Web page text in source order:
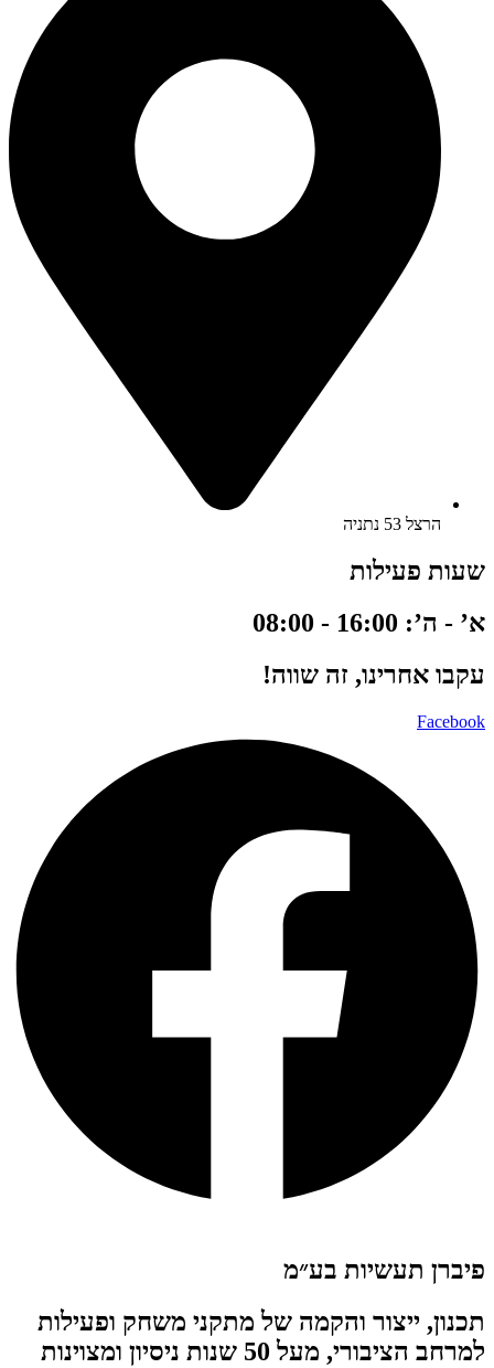
הרצל 53 נתניה
שעות פעילות
א’ - ה’: 16:00 - 08:00
עקבו אחרינו, זה שווה!
Facebook
פיברן תעשיות בע״מ
תכנון, ייצור והקמה של מתקני משחק ופעילות
למרחב הציבורי, מעל 50 שנות ניסיון ומצוינות